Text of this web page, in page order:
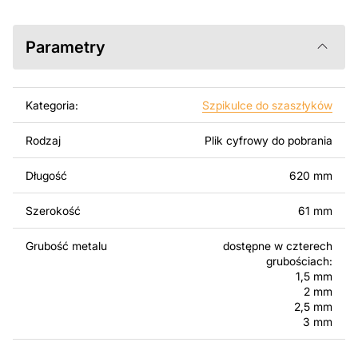
Adobe Illustrator, SolidWorks lub innych narzędzi do
edycji wektorowej.
jakości produkt z kawałka blachy. Rysunki zostały
łatwym montażu, aby można było cieszyć się pracą nad
Można używać tych plików do tworzenia gotowych
produktów zarówno do użytku osobistego, jak i
komercyjnego, w tym do sprzedaży produktów
wykonanych na podstawie tych projektów. Należy
jednak pamiętać, że odsprzedaż lub udostępnianie
Za dodatkową opłatą możemy dostosować projekt
Parametry
Kategoria: Szpikulce do szaszłyków
Rodzaj Plik cyfrowy do pobrania
Długość 620 mm
Szerokość 61 mm
Grubość metalu
dostępne w czterech
grubościach:
1,5 mm
2 mm
2,5 mm
3 mm